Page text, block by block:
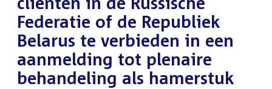
Federatie of de Republiek
Belarus te verbieden in een
aanmelding tot plenaire
behandeling als hamerstuk